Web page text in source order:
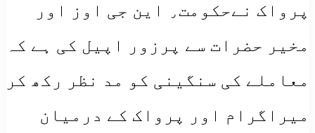
پرواک نےحکومت٫ این جی اوز اور
مخیر حضرات سے پرزور اپیل کی ہے کہ
معاملے کی سنگینی کو مد نظر رکھ کر
میراگرام اور پرواک کے درمیان